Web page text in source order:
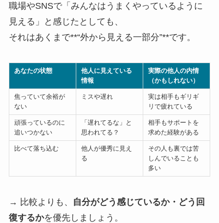
職場やSNSで「みんなはうまくやっているように
見える」と感じたとしても、
それはあくまで**“外から見える一部分”**です。
あなたの状態
他人に見えている
情報
実際の他人の内情
（かもしれない）
焦っていて余裕が
ない
ミスや遅れ
実は相手もギリギ
リで疲れている
頑張っているのに
追いつかない
「遅れてるな」と
思われてる？
相手もサポートを
求めた経験がある
比べて落ち込む
他人が優秀に見え
る
その人も裏では苦
しんでいることも
多い
→ 比較よりも、
自分がどう感じているか・どう回
復するかを優先しましょう。